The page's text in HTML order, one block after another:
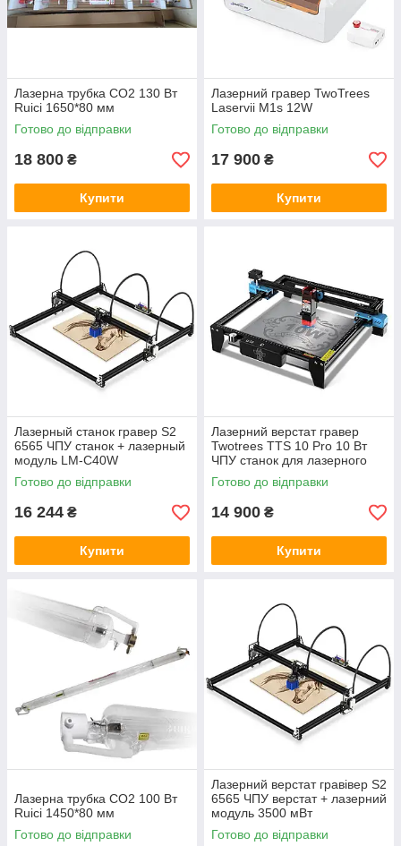
Лазерна трубка CO2 130 Вт
Ruici 1650*80 мм
Готово до відправки
18 800 ₴
Купити
Лазерний гравер TwoTrees
Laservii M1s 12W
Готово до відправки
17 900 ₴
Купити
Лазерный станок гравер S2
6565 ЧПУ станок + лазерный
модуль LM-C40W
Готово до відправки
16 244 ₴
Купити
Лазерний верстат гравер
Twotrees TTS 10 Pro 10 Вт
ЧПУ станок для лазерного
гравіювання
Готово до відправки
14 900 ₴
Купити
Лазерна трубка CO2 100 Вт
Ruici 1450*80 мм
Готово до відправки
Лазерний верстат гравівер S2
6565 ЧПУ верстат + лазерний
модуль 3500 мВт
Готово до відправки